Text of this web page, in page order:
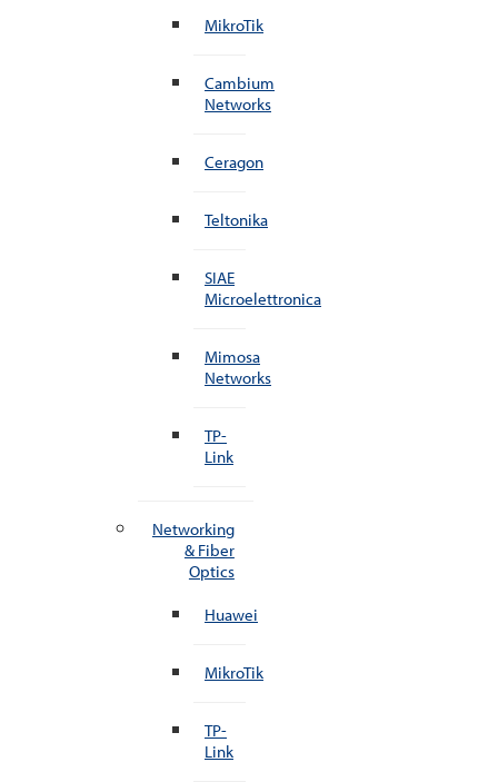
MikroTik
Cambium
Networks
Ceragon
Teltonika
SIAE
Microelettronica
Mimosa
Networks
TP-
Link
Networking
& Fiber
Optics
Huawei
MikroTik
TP-
Link